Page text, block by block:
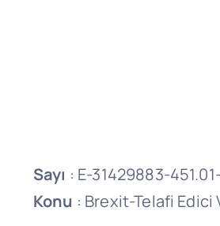
Sayı : E-31429883-
Konu : Brexit-Telafi Edici